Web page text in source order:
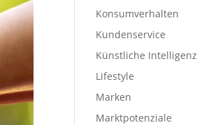
Konsumverhalten
Kundenservice
Künstliche Intelligenz
Lifestyle
Marken
Marktpotenziale